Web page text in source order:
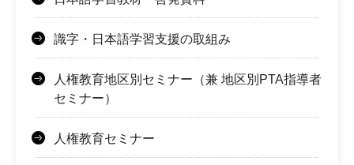
識字・日本語学習支援の取組み
人権教育地区別セミナー（兼 地区別PTA指導者
セミナー）
人権教育セミナー